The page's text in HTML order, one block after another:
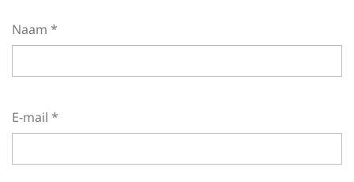
Naam *
E-mail *